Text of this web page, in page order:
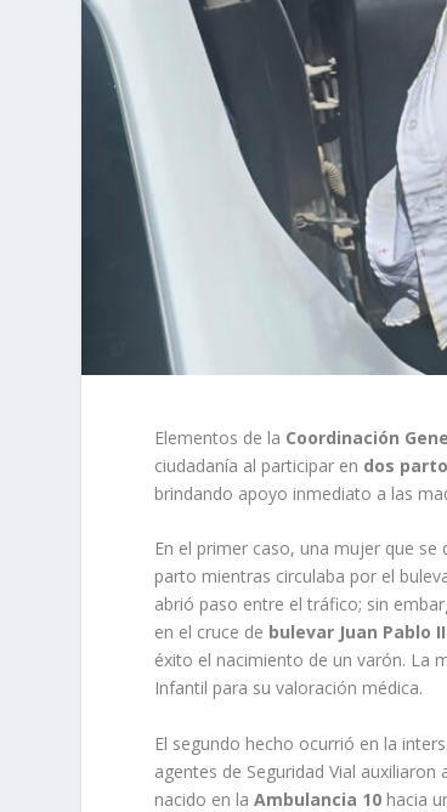
Elementos de la Coordinación
ciudadanía al participar en dos
brindando apoyo inmediato a las
En el primer caso, una mujer que se
parto mientras circulaba por el
abrió paso entre el tráfico; sin
en el cruce de bulevar Juan Pablo
éxito el nacimiento de un varón. La
Infantil para su valoración médica.
El segundo hecho ocurrió en la
agentes de Seguridad Vial
nacido en laAmbulancia 10 hacia